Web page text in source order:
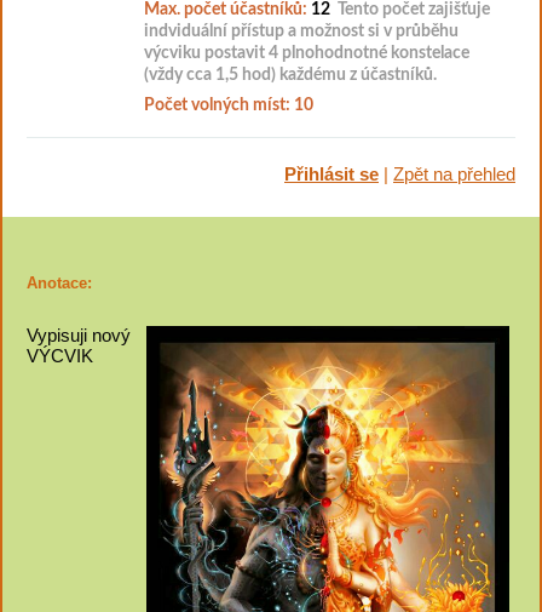
Max. počet účastníků: 12 Tento počet zajišťuje
indviduální přístup a možnost si v průběhu
výcviku postavit 4 plnohodnotné konstelace
(vždy cca 1,5 hod) každému z účastníků.
Počet volných míst: 10
Přihlásit se | Zpět na přehled
Anotace:
Vypisuji nový
VÝCVIK